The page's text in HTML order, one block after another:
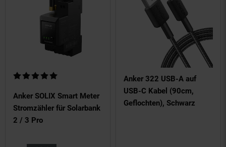
Anker SOLIX Smart Meter
Stromzähler für Solarbank
2 / 3 Pro
Kundenbewertung: 5 von 5 SternenAnker 322 USB-A auf
USB-C Kabel (90cm,
Geflochten), Schwarz